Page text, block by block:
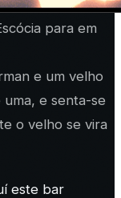
para em
e um velho
e senta-se
o velho se vira
este bar